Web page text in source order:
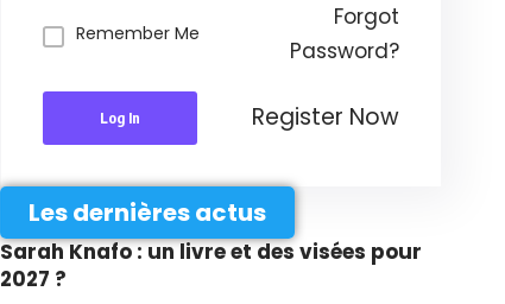
Remember Me
Forgot
Password?
Log In Register Now
Les dernières actus
Sarah Knafo : un livre et des visées pour
2027 ?